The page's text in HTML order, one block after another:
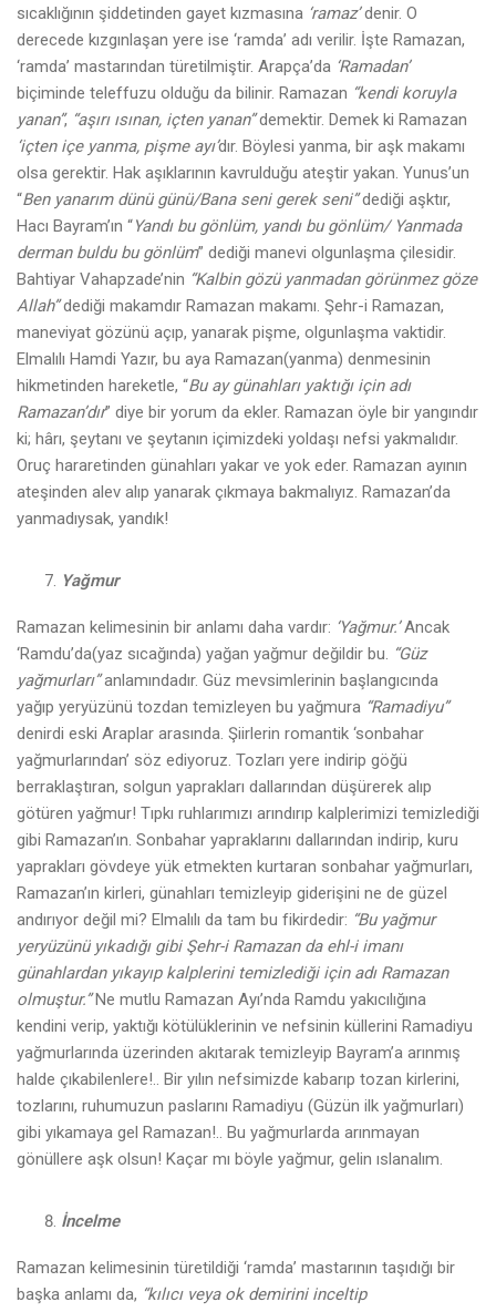
sıcaklığının şiddetinden gayet kızmasına ‘ramaz’denir. O
derecede kızgınlaşan yere ise ‘ramda’ adı verilir. İşte Ramazan,
‘ramda’ mastarından türetilmiştir. Arapça’da ‘Ramadan’
biçiminde teleffuzu olduğu da bilinir. Ramazan “kendi koruyla
yanan”, “aşırı ısınan, içten yanan”demektir. Demek ki Ramazan
‘içten içe yanma, pişme ayı’dır. Böylesi yanma, bir aşk makamı
olsa gerektir. Hak aşıklarının kavrulduğu ateştir yakan. Yunus’un
“Ben yanarım dünü günü/Bana seni gerek seni”dediği aşktır,
Hacı Bayram’ın “Yandı bu gönlüm, yandı bu gönlüm/ Yanmada
derman buldu bu gönlüm” dediği manevi olgunlaşma çilesidir.
Bahtiyar Vahapzade’nin “Kalbin gözü yanmadan görünmez göze
Allah”dediği makamdır Ramazan makamı. Şehr-i Ramazan,
maneviyat gözünü açıp, yanarak pişme, olgunlaşma vaktidir.
Elmalılı Hamdi Yazır, bu aya Ramazan(yanma) denmesinin
hikmetinden hareketle, “Bu ay günahları yaktığı için adı
Ramazan’dır” diye bir yorum da ekler. Ramazan öyle bir yangındır
ki; hârı, şeytanı ve şeytanın içimizdeki yoldaşı nefsi yakmalıdır.
Oruç hararetinden günahları yakar ve yok eder. Ramazan ayının
ateşinden alev alıp yanarak çıkmaya bakmalıyız. Ramazan’da
yanmadıysak, yandık!
Yağmur
Ramazan kelimesinin bir anlamı daha vardır: ‘Yağmur.’Ancak
‘Ramdu’da(yaz sıcağında) yağan yağmur değildir bu. “Güz
yağmurları”anlamındadır. Güz mevsimlerinin başlangıcında
yağıp yeryüzünü tozdan temizleyen bu yağmura “Ramadiyu”
denirdi eski Araplar arasında. Şiirlerin romantik ‘sonbahar
yağmurlarından’ söz ediyoruz. Tozları yere indirip göğü
berraklaştıran, solgun yaprakları dallarından düşürerek alıp
götüren yağmur! Tıpkı ruhlarımızı arındırıp kalplerimizi temizlediği
gibi Ramazan’ın. Sonbahar yapraklarını dallarından indirip, kuru
yaprakları gövdeye yük etmekten kurtaran sonbahar yağmurları,
Ramazan’ın kirleri, günahları temizleyip giderişini ne de güzel
andırıyor değil mi? Elmalılı da tam bu fikirdedir: “Bu yağmur
yeryüzünü yıkadığı gibi Şehr-i Ramazan da ehl-i imanı
günahlardan yıkayıp kalplerini temizlediği için adı Ramazan
olmuştur.”Ne mutlu Ramazan Ayı’nda Ramdu yakıcılığına
kendini verip, yaktığı kötülüklerinin ve nefsinin küllerini Ramadiyu
yağmurlarında üzerinden akıtarak temizleyip Bayram’a arınmış
halde çıkabilenlere!.. Bir yılın nefsimizde kabarıp tozan kirlerini,
tozlarını, ruhumuzun paslarını Ramadiyu (Güzün ilk yağmurları)
gibi yıkamaya gel Ramazan!.. Bu yağmurlarda arınmayan
gönüllere aşk olsun! Kaçar mı böyle yağmur, gelin ıslanalım.
İncelme
Ramazan kelimesinin türetildiği ‘ramda’ mastarının taşıdığı bir
başka anlamı da, “kılıcı veya ok demirini inceltip